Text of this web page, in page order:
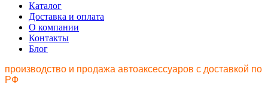
Каталог
Доставка и оплата
О компании
Контакты
Блог
производство и продажа автоаксессуаров с доставкой по
РФ